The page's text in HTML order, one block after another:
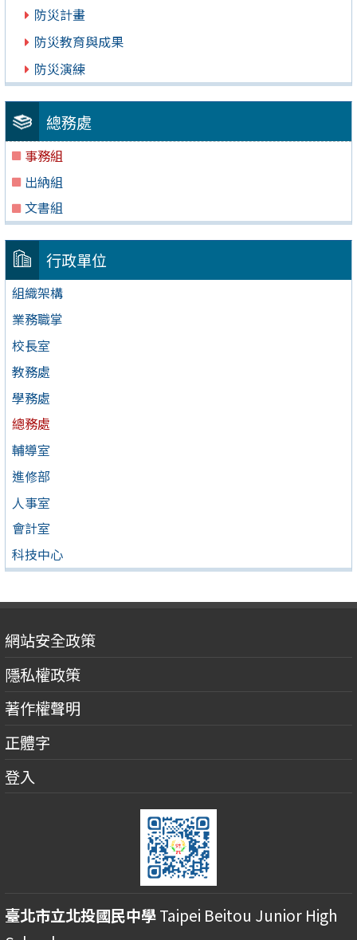
防災計畫
防災教育與成果
防災演練
總務處
事務組
出納組
文書組
行政單位
組織架構
業務職掌
校長室
教務處
學務處
總務處
輔導室
進修部
人事室
會計室
科技中心
網站安全政策
隱私權政策
著作權聲明
正體字
登入
臺北市立北投國民中學Taipei Beitou Junior High